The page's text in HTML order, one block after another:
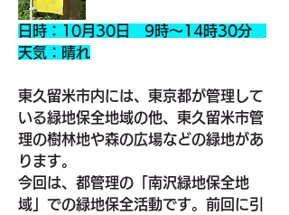
日時：10月30日　9時～14時30分
天気：晴れ
東久留米市内には、東京都が管理して
いる緑地保全地域の他、東久留米市管
理の樹林地や森の広場などの緑地があ
ります。
今回は、都管理の「南沢緑地保全地
域」での緑地保全活動です。前回に引